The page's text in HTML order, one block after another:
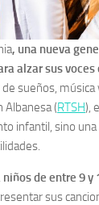
, una nueva
alzar sus voces
sueños, música
Albanesa (RTSH),
infantil, sino
de entre 9 y
sus